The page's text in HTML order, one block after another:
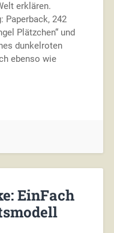
erklären.
Paperback, 242
Plätzchen“ und
dunkelroten
ebenso wie
EinFach